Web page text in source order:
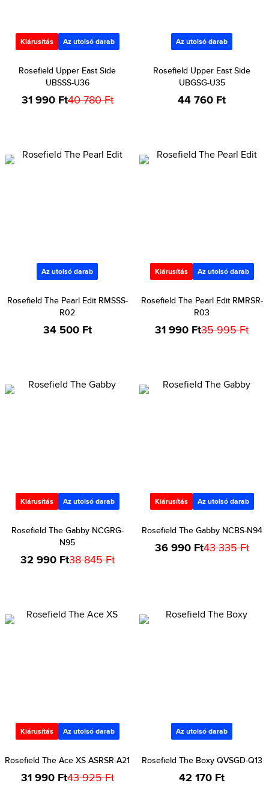
Kiárusítás Az utolsó darab
Rosefield Upper East Side
UBSSS-U36
31 990 Ft40 780 Ft
Az utolsó darab
Rosefield Upper East Side
UBGSG-U35
44 760 Ft
Az utolsó darab
Rosefield The Pearl Edit RMSSS-
R02
34 500 Ft
Kiárusítás Az utolsó darab
Rosefield The Pearl Edit RMRSR-
R03
31 990 Ft35 995 Ft
Kiárusítás Az utolsó darab
Rosefield The Gabby NCGRG-
N95
32 990 Ft38 845 Ft
Kiárusítás Az utolsó darab
Rosefield The Gabby NCBS-N94
36 990 Ft43 335 Ft
Kiárusítás Az utolsó darab
Rosefield The Ace XS ASRSR-A21
31 990 Ft43 925 Ft
Az utolsó darab
Rosefield The Boxy QVSGD-Q13
42 170 Ft